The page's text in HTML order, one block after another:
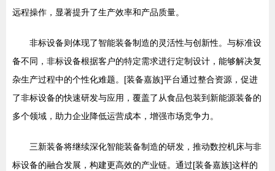
远程操作，显著提升了生产效率和产品质量。
非标设备则体现了智能装备制造的灵活性与创新性。与标准设
备不同，非标设备根据客户的特定需求进行定制设计，能够解决复
杂生产过程中的个性化难题。[装备嘉族]平台通过整合资源，促进
了非标设备的快速研发与应用，覆盖了从食品包装到新能源装备的
多个领域，助力企业降低运营成本，增强市场竞争力。
三新装备将继续深化智能装备制造的研发，推动数控机床与非
标设备的融合发展，构建更高效的产业链。通过[装备嘉族]这样的